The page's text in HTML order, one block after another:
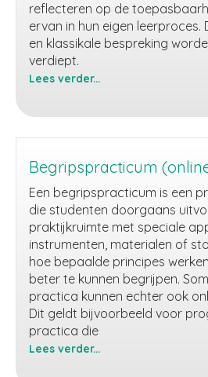
reflecteren op de
ervan in hun eigen leerproces.
en klassikale bespreking
verdiept.
Lees verder...
AI
Begripspracticum
Een begripspracticum is een
die studenten doorgaans
praktijkruimte met speciale
instrumenten, materialen of
hoe bepaalde principes
beter te kunnen begrijpen.
practica kunnen echter ook
Dit geldt bijvoorbeeld voor
practica die
Lees verder...